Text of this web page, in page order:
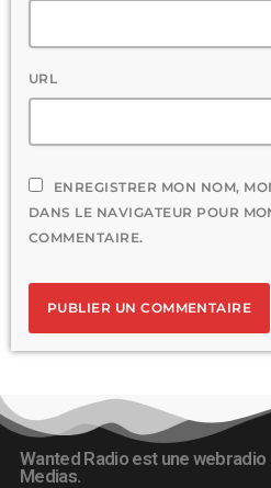
URL
ENREGISTRER MON NOM,
DANS LE NAVIGATEUR POUR
COMMENTAIRE.
Wanted Radio est une
Medias.